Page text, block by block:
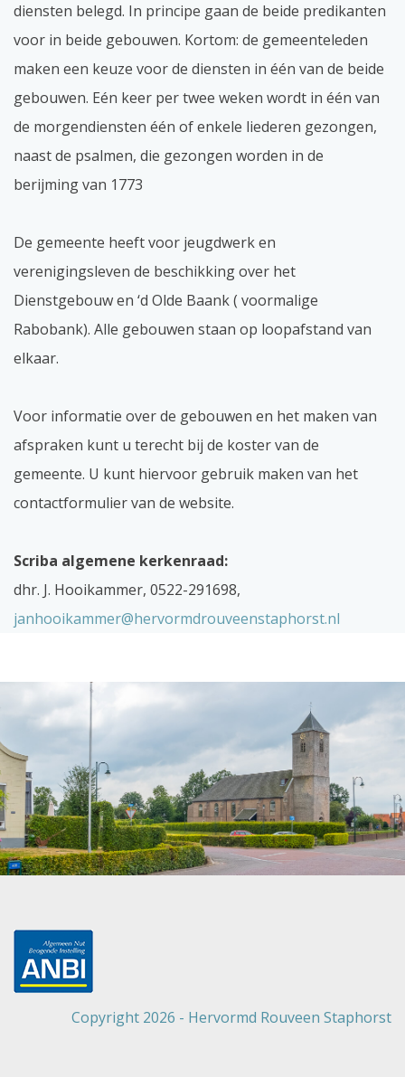
diensten belegd. In principe gaan de beide predikanten
voor in beide gebouwen. Kortom: de gemeenteleden
maken een keuze voor de diensten in één van de beide
gebouwen. Eén keer per twee weken wordt in één van
de morgendiensten één of enkele liederen gezongen,
naast de psalmen, die gezongen worden in de
berijming van 1773
De gemeente heeft voor jeugdwerk en
verenigingsleven de beschikking over het
Dienstgebouw en ‘d Olde Baank ( voormalige
Rabobank). Alle gebouwen staan op loopafstand van
elkaar.
Voor informatie over de gebouwen en het maken van
afspraken kunt u terecht bij de koster van de
gemeente. U kunt hiervoor gebruik maken van het
contactformulier van de website.
Scriba algemene kerkenraad:
dhr. J. Hooikammer, 0522-291698,
janhooikammer@hervormdrouveenstaphorst.nl
Copyright 2026 - Hervormd Rouveen Staphorst